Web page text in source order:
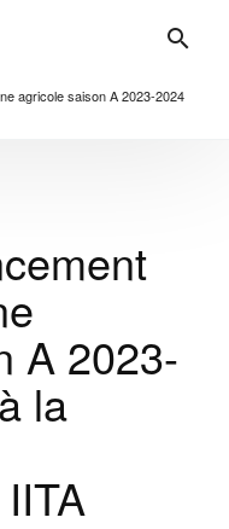
agricole saison A 2023-2024
A 2023-
la